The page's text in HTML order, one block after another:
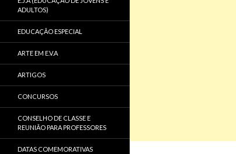
ADULTOS)
EDUCAÇÃO ESPECIAL
ARTE EM E.V.A
ARTIGOS
CONCURSOS
CONSELHO DE CLASSE E
REUNIÃO PARA PROFESSORES
DATAS COMEMORATIVAS